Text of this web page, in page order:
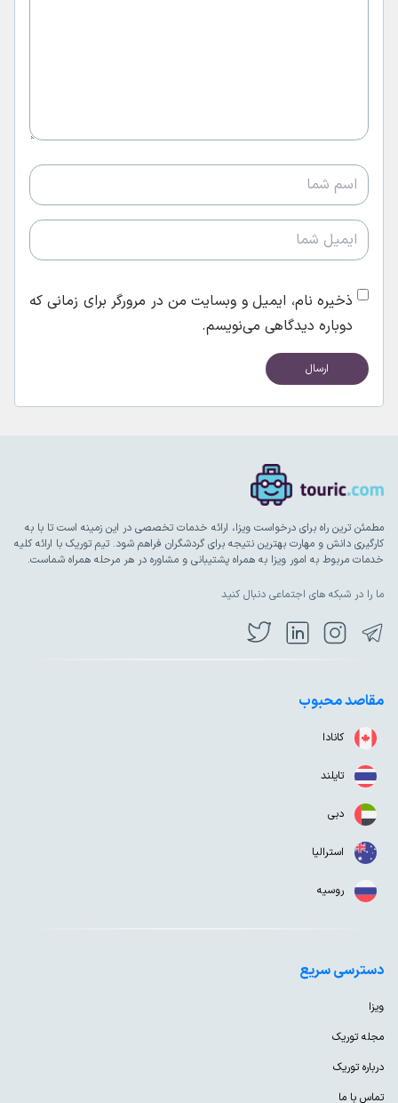
ذخیره نام، ایمیل و وبسایت من در مرورگر برای زمانی که
دوباره دیدگاهی می‌نویسم.
مطمئن ترین راه برای درخواست ویزا، ارائه خدمات تخصصی در این زمینه است تا با به
کارگیری دانش و مهارت بهترین نتیجه برای گردشگران فراهم شود. تیم توریک با ارائه کلیه
خدمات مربوط به امور ویزا به همراه پشتیبانی و مشاوره در هر مرحله همراه شماست.
ما را در شبکه های اجتماعی دنبال کنید
مقاصد محبوب
کانادا
تایلند
دبی
استرالیا
روسیه
دسترسی سریع
ویزا
مجله توریک
درباره توریک
تماس با ما